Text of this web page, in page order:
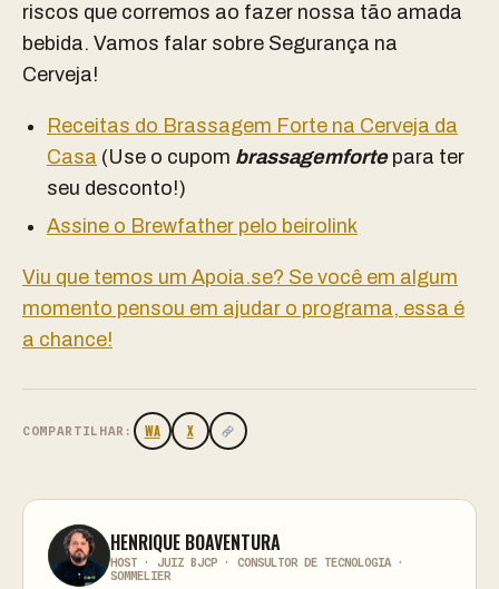
riscos que corremos ao fazer nossa tão amada
bebida. Vamos falar sobre Segurança na
Cerveja!
Receitas do Brassagem Forte na Cerveja da
Casa (Use o cupom brassagemfortepara ter
seu desconto!)
Assine o Brewfather pelo beirolink
Viu que temos um Apoia.se? Se você em algum
momento pensou em ajudar o programa, essa é
a chance!
COMPARTILHAR: WA X
HENRIQUE BOAVENTURA
HOST · JUIZ BJCP · CONSULTOR DE TECNOLOGIA ·
SOMMELIER